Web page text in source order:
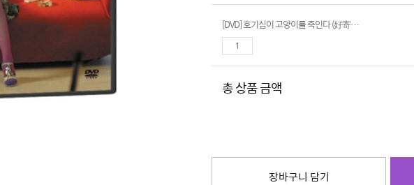
[DVD] 호기심이 고양이를 죽인다 (好寄害死猫: Curiosity Kills The Cat)- 후진, 유가령
총 상품 금액
장바구니 담기